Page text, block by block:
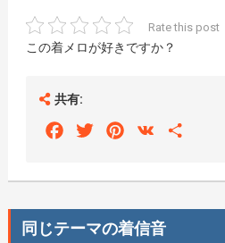
Rate this post
この着メロが好きですか？
共有:
FacebookTwitterPinterest
VK
同じテーマの着信音